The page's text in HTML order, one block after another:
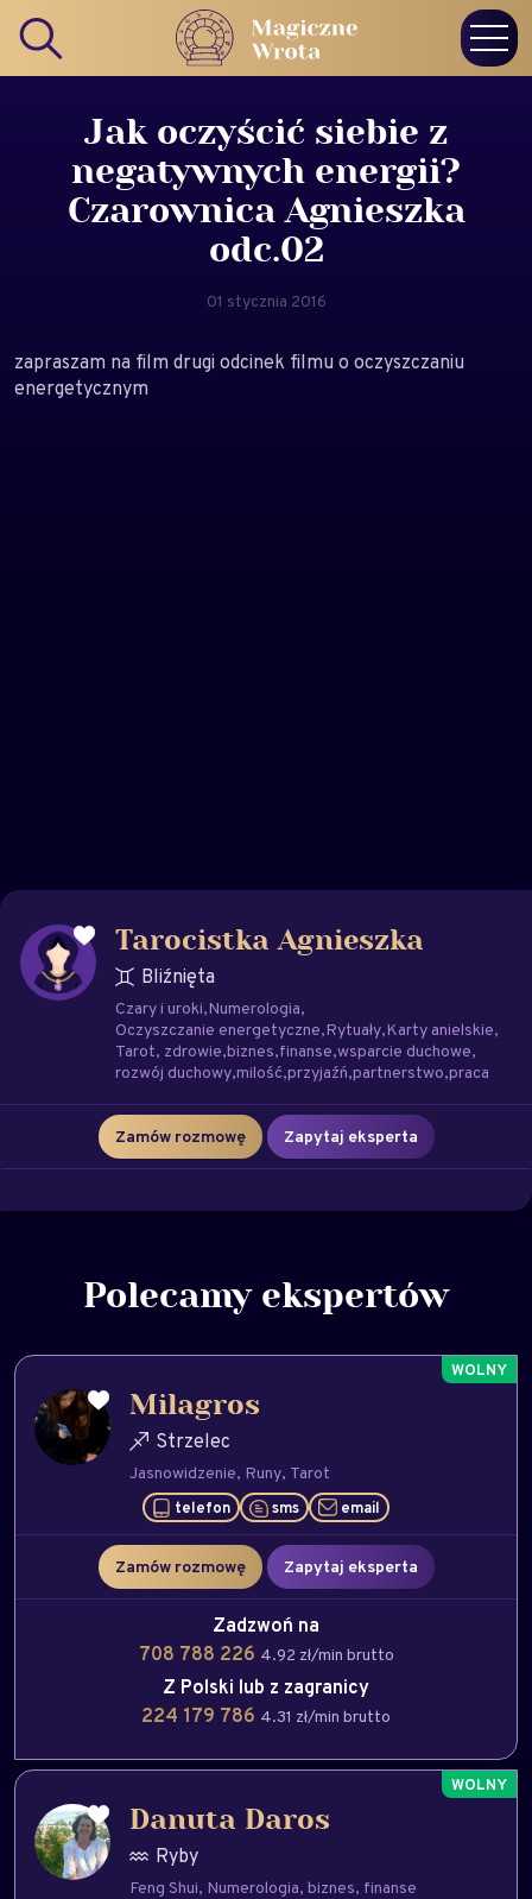
Jak oczyścić siebie z
negatywnych energii?
Czarownica Agnieszka
odc.02
01 stycznia 2016
zapraszam na film drugi odcinek filmu o oczyszczaniu
energetycznym
Tarocistka Agnieszka
Bliźnięta
Czary i uroki Numerologia
Oczyszczanie energetyczne Rytuały Karty anielskie
Tarot zdrowie biznes finanse wsparcie duchowe
rozwój duchowy milość przyjaźń partnerstwo praca
Zamów rozmowę Zapytaj eksperta
Polecamy ekspertów
Milagros
Strzelec
Jasnowidzenie Runy Tarot
telefon sms email
Zamów rozmowę Zapytaj eksperta
Zadzwoń na
708 788 226 4.92 zł/min brutto
Z Polski lub z zagranicy
224 179 786 4.31 zł/min brutto
Danuta Daros
Ryby
Feng Shui Numerologia biznes finanse